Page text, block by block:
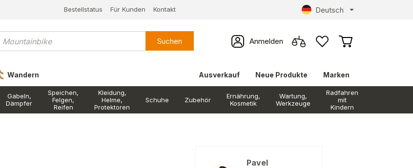
Bestellstatus Für Kunden Kontakt Deutsch
Suchen Anmelden
Wandern Ausverkauf Neue Produkte Marken
Gabeln,
Dämpfer
Speichen,
Felgen,
Reifen
Kleidung,
Helme,
Protektoren
Schuhe Zubehör
Ernährung,
Kosmetik
Wartung,
Werkzeuge
Radfahren
mit
Kindern
Pavel